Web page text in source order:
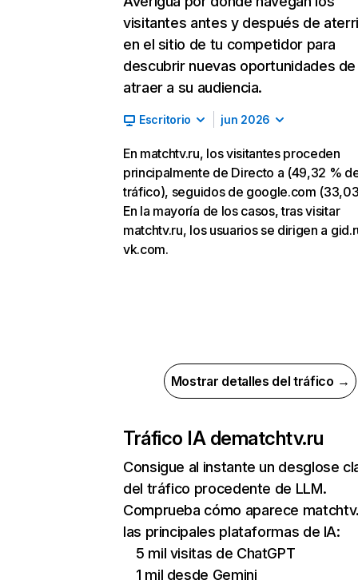
visitantes antes y después de
en el sitio de tu competidor para
descubrir nuevas oportunidades de
atraer a su audiencia.
Escritorio jun 2026
En matchtv.ru, los visitantes proceden
principalmente de Directo a (49,32 %
tráfico), seguidos de google.com
En la mayoría de los casos, tras visitar
matchtv.ru, los usuarios se dirigen a
vk.com.
Mostrar detalles del tráfico →
Tráfico IA dematchtv.ru
Consigue al instante un desglose
del tráfico procedente de LLM.
Comprueba cómo aparece
las principales plataformas de IA:
5 mil visitas de ChatGPT
1 mil desde Gemini